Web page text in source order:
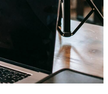
チ
ギ
フ
ト
#
沖
縄